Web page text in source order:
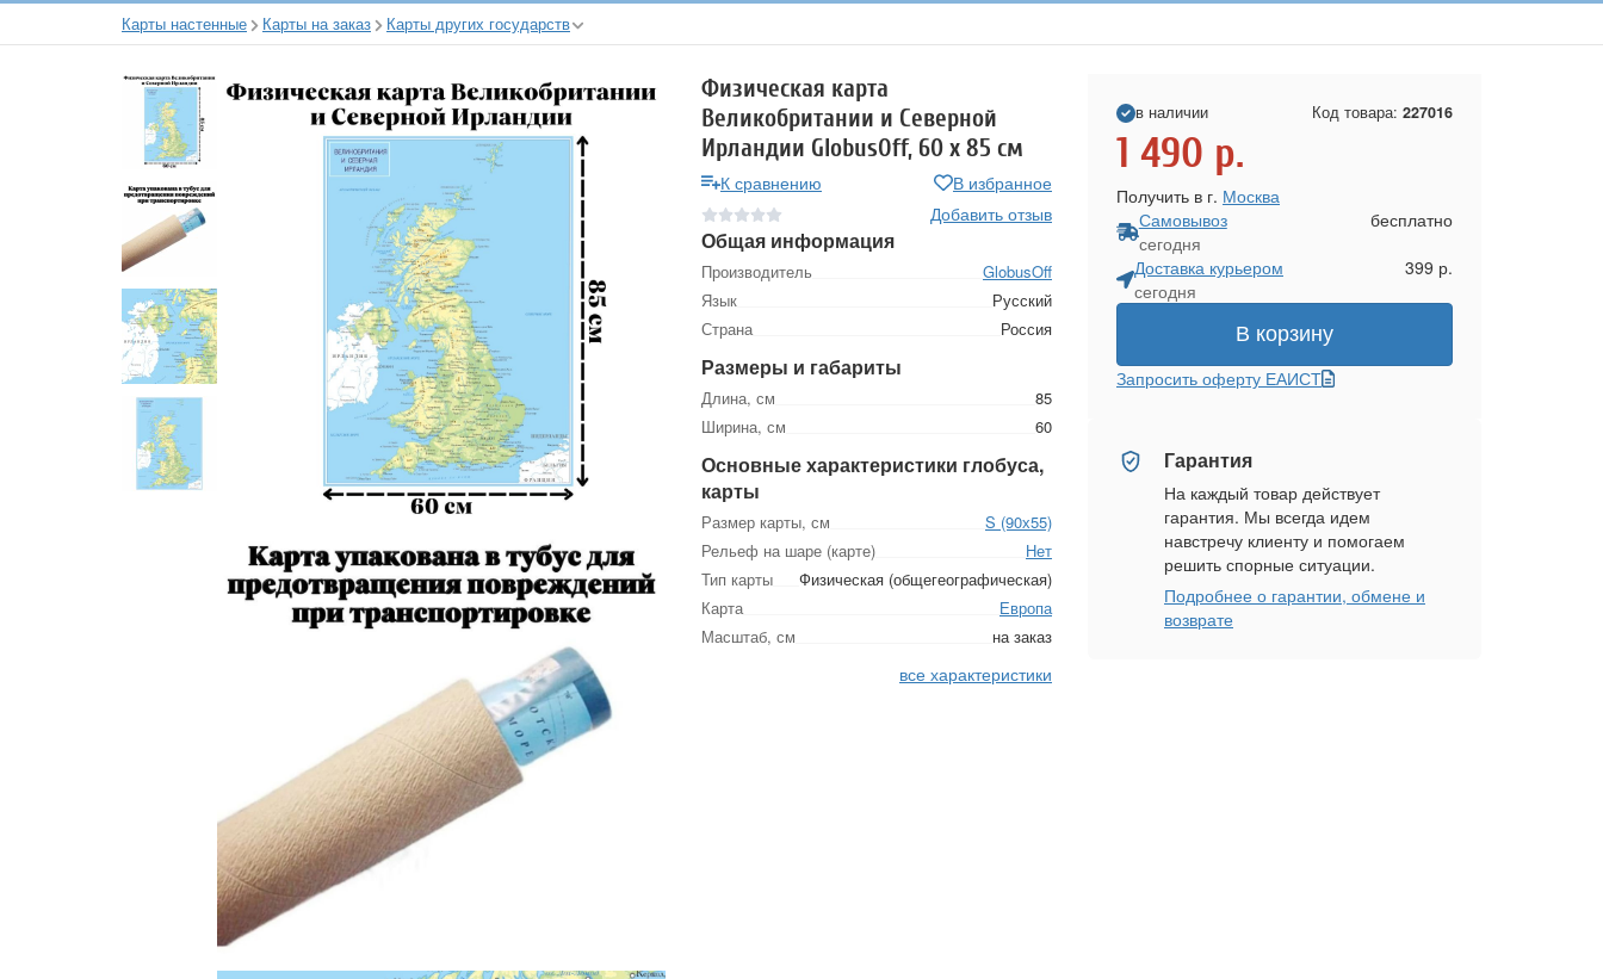
Карты настенные Карты на заказ Карты других государств
Физическая карта
Великобритании и Северной
Ирландии GlobusOff, 60 х 85 см
К сравнению
В избранное
Добавить отзыв
Общая информация
Производитель
GlobusOff
Язык
Русский
Страна
Россия
Размеры и габариты
Длина, см
85
Ширина, см
60
Основные характеристики глобуса,
карты
Размер карты, см
S (90х55)
Рельеф на шаре (карте)
Нет
Тип карты
Физическая (общегеографическая)
Карта
Европа
Масштаб, см
на заказ
все характеристики
в наличии Код товара: 227016
1 490 р.
Получить в г. Москва
Самовывоз
сегодня
бесплатно
Доставка курьером
сегодня
399 р.
В корзину
Запросить оферту ЕАИСТ
Гарантия
На каждый товар действует
гарантия. Мы всегда идем
навстречу клиенту и помогаем
решить спорные ситуации.
Подробнее о гарантии, обмене и
возврате